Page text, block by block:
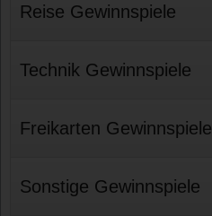
Reise Gewinnspiele
Technik Gewinnspiele
Freikarten Gewinnspiele
Sonstige Gewinnspiele